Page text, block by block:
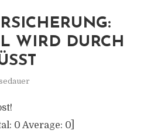
WIRD DURCH
0 Average: 0]